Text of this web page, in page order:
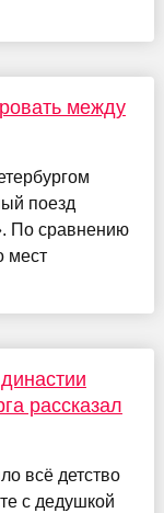
между
поезд
По сравнению
мест
рассказал
всё детство
с дедушкой